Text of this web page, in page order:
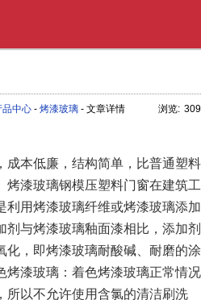
品中心 - 烤漆玻璃 - 文章详情 浏览: 309
成本低廉，结构简单，比普通塑料
烤漆玻璃钢模压塑料门窗在建筑工
利用烤漆玻璃纤维或烤漆玻璃添加
与烤漆玻璃釉面漆相比，添加剂
化，即烤漆玻璃耐酸碱、耐磨的涂
烤漆玻璃：着色烤漆玻璃正常情况
所以不允许使用含氯的清洁刷洗